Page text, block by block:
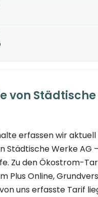
von Städtische
erfassen wir aktuell
Städtische Werke AG
Zu den Ökostrom-
Plus Online,
uns erfasste Tarif